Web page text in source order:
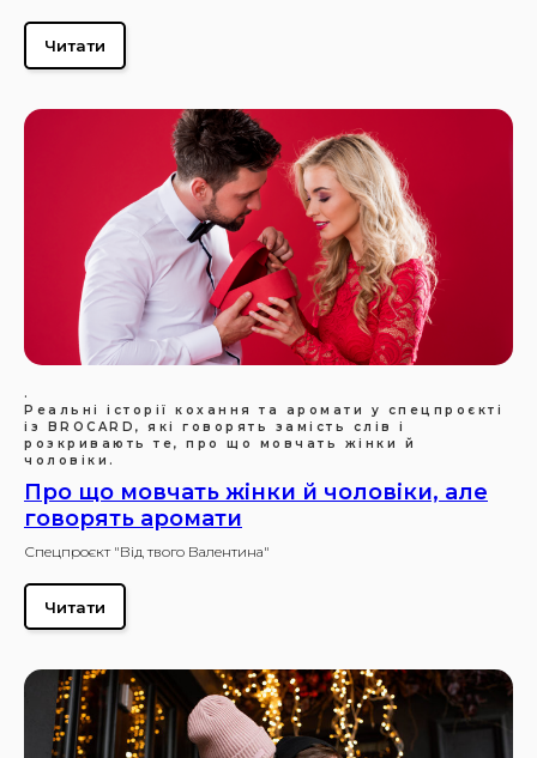
Читати
.
Реальні історії кохання та аромати у спецпроєкті
із BROCARD, які говорять замість слів і
розкривають те, про що мовчать жінки й
чоловіки.
Про що мовчать жінки й чоловіки, але
говорять аромати
Спецпроєкт "Від твого Валентина"
Читати